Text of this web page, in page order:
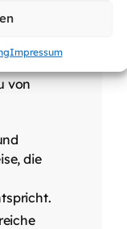
Impressum
um,
in
von
die